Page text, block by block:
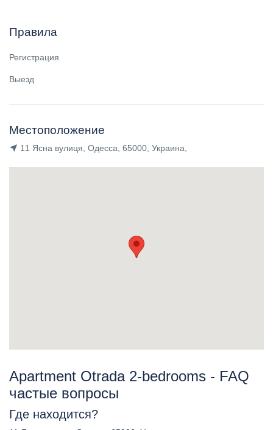
Правила
Регистрация
Выезд
Местоположение
11 Ясна вулиця, Одесса, 65000, Украина,
Apartment Otrada 2-bedrooms - FAQ
частые вопросы
Где находится?